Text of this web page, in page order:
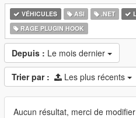
VÉHICULES ASI .NET
RAGE PLUGIN HOOK
Depuis : Le mois dernier
Trier par : Les plus récents
Aucun résultat, merci de